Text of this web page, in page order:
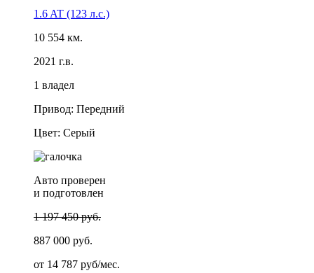
1.6 AT (123 л.с.)
10 554 км.
2021 г.в.
1 владел
Привод: Передний
Цвет: Серый
Авто проверен
и подготовлен
1 197 450 руб.
887 000 руб.
от 14 787 руб/мес.